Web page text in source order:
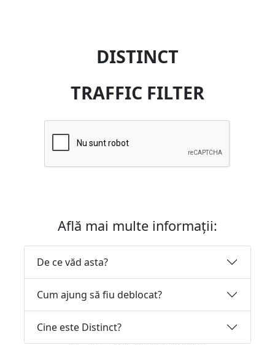
DISTINCT
TRAFFIC FILTER
Află mai multe informații:
De ce văd asta?
Cum ajung să fiu deblocat?
Cine este Distinct?